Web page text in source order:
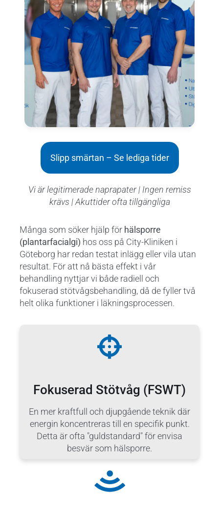
Slipp smärtan – Se lediga tider
Vi är legitimerade naprapater | Ingen remiss
krävs | Akuttider ofta tillgängliga
Många som söker hjälp för hälsporre
(plantarfacialgi) hos oss på City-Kliniken i
Göteborg har redan testat inlägg eller vila utan
resultat. För att nå bästa effekt i vår
behandling nyttjar vi både radiell och
fokuserad stötvågsbehandling, då de fyller två
helt olika funktioner i läkningsprocessen.
Fokuserad Stötvåg (FSWT)
En mer kraftfull och djupgående teknik där
energin koncentreras till en specifik punkt.
Detta är ofta "guldstandard" för envisa
besvär som hälsporre.